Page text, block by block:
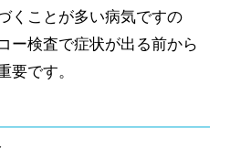
くことが多い病気ですの
ー検査で症状が出る前から
要です。